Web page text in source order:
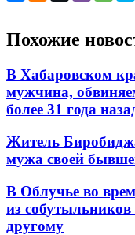
Похожие
В Хабаровском
мужчина,
более 31 года
Житель
мужа своей
В Облучье во
из
другому